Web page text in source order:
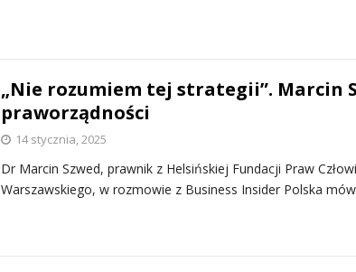
„Nie rozumiem tej strategii”. Marcin
praworządności
14 stycznia, 2025
Dr Marcin Szwed, prawnik z Helsińskiej Fundacji Praw
Warszawskiego, w rozmowie z Business Insider Polska